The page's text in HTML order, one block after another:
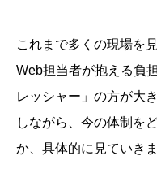
これまで多くの現場を
Web担当者が抱える負
レッシャー」の方が大
しながら、今の体制を
か、具体的に見ていきま